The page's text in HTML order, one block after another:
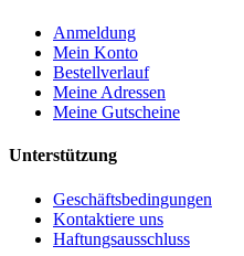
Anmeldung
Mein Konto
Bestellverlauf
Meine Adressen
Meine Gutscheine
Unterstützung
Geschäftsbedingungen
Kontaktiere uns
Haftungsausschluss